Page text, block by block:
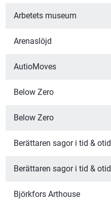
Arbetets museum
Arenaslöjd
AutioMoves
Below Zero
Below Zero
Berättaren sagor i tid & otid
Berättaren sagor i tid & otid
Björkfors Arthouse